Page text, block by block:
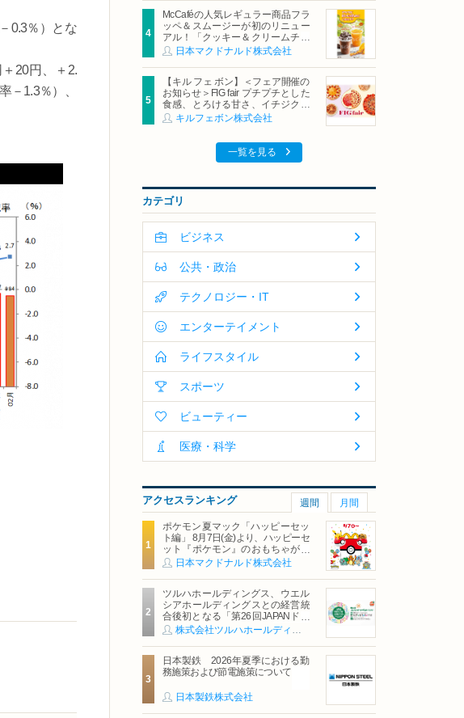
0.3％）とな
20円、＋2.
－1.3％）、
McCaféの人気レギュラー商品フラ
ッペ＆スムージーが初のリニュー
アル！「クッキー＆クリームチョ
コフラッペ」「マンゴースムージ
ー」8月5日（水）から販売開始
日本マクドナルド株式会社
【キル フェ ボン】＜フェア開催の
お知らせ＞FIG fair プチプチとした
食感、とろける甘さ、イチジクの
魅力をたっぷりと。新作を含め、
イチジク尽くしの全4種が登場8月
キルフェボン株式会社
一覧を見る
カテゴリ
ビジネス
公共・政治
テクノロジー・IT
エンターテイメント
ライフスタイル
スポーツ
ビューティー
医療・科学
アクセスランキング 週間 月間
ポケモン夏マック「ハッピーセッ
ト編」 8月7日(金)より、ハッピーセ
ット『ポケモン』のおもちゃが期
間限定登場
日本マクドナルド株式会社
ツルハホールディングス、ウエル
シアホールディングスとの経営統
合後初となる「第26回JAPANドラ
ッグストアショー」に出展
株式会社ツルハホールディングス
日本製鉄 2026年夏季における勤
務施策および節電施策について
日本製鉄株式会社